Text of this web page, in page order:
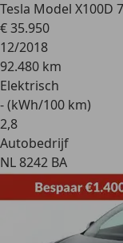
Tesla Model X100D
€ 35.950
12/2018
92.480 km
Elektrisch
- (kWh/100 km)
2,8
Autobedrijf
NL 8242 BA